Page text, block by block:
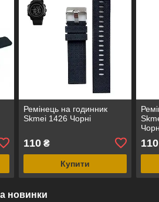
Ремінець на годинник
Skmei 1426 Чорні
110₴
Купити
110
новинки